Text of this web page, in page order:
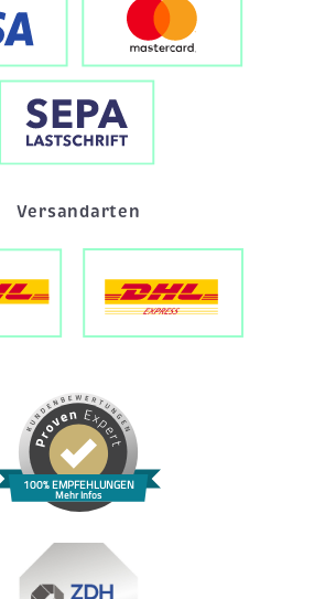
Versandarten
100% EMPFEHLUNGEN
Mehr Infos